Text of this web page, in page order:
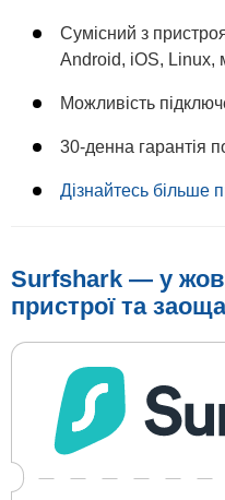
Сумісний з
Android, iOS, Linux,
Можливість
30-денна гарантія
Дізнайтесь більше
Surfshark — у
пристрої та